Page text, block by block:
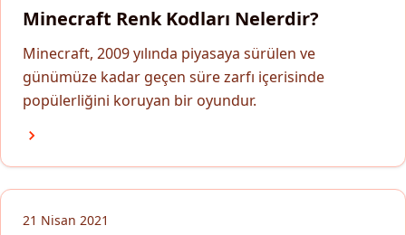
Minecraft Renk Kodları Nelerdir?
Minecraft, 2009 yılında piyasaya sürülen ve
günümüze kadar geçen süre zarfı içerisinde
popülerliğini koruyan bir oyundur.
21 Nisan 2021